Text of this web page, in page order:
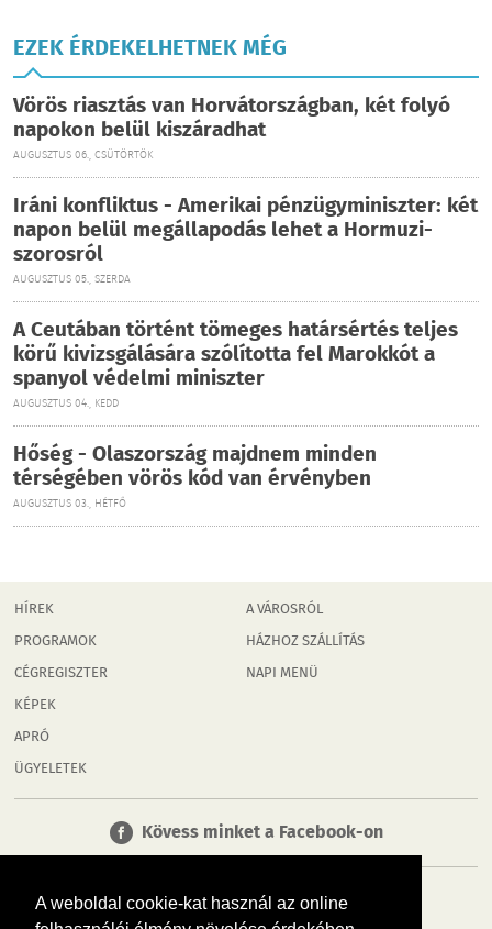
A weboldal cookie-kat használ az online
EZEK ÉRDEKELHETNEK MÉG
Vörös riasztás van Horvátországban, két folyó
napokon belül kiszáradhat
AUGUSZTUS 06., CSÜTÖRTÖK
Iráni konfliktus - Amerikai pénzügyminiszter: két
napon belül megállapodás lehet a Hormuzi-
szorosról
AUGUSZTUS 05., SZERDA
A Ceutában történt tömeges határsértés teljes
körű kivizsgálására szólította fel Marokkót a
spanyol védelmi miniszter
AUGUSZTUS 04., KEDD
Hőség - Olaszország majdnem minden
térségében vörös kód van érvényben
AUGUSZTUS 03., HÉTFŐ
HÍREK
PROGRAMOK
CÉGREGISZTER
KÉPEK
APRÓ
ÜGYELETEK
A VÁROSRÓL
HÁZHOZ SZÁLLÍTÁS
NAPI MENÜ
Kövess minket a Facebook-on